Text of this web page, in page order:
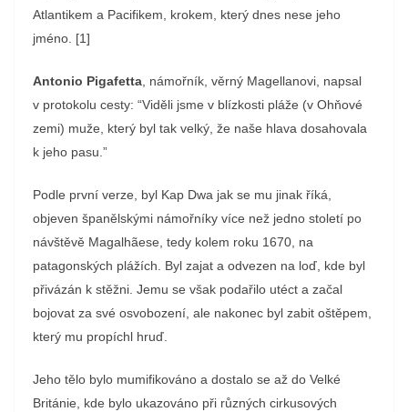
Atlantikem a Pacifikem, krokem, který dnes nese jeho
jméno. [1]
Antonio Pigafetta, námořník, věrný Magellanovi, napsal
v protokolu cesty: “Viděli jsme v blízkosti pláže (v Ohňové
zemi) muže, který byl tak velký, že naše hlava dosahovala
k jeho pasu.”
Podle první verze, byl Kap Dwa jak se mu jinak říká,
objeven španělskými námořníky více než jedno století po
návštěvě Magalhãese, tedy kolem roku 1670, na
patagonských plážích. Byl zajat a odvezen na loď, kde byl
přivázán k stěžni. Jemu se však podařilo utéct a začal
bojovat za své osvobození, ale nakonec byl zabit oštěpem,
který mu propíchl hruď.
Jeho tělo bylo mumifikováno a dostalo se až do Velké
Británie, kde bylo ukazováno při různých cirkusových